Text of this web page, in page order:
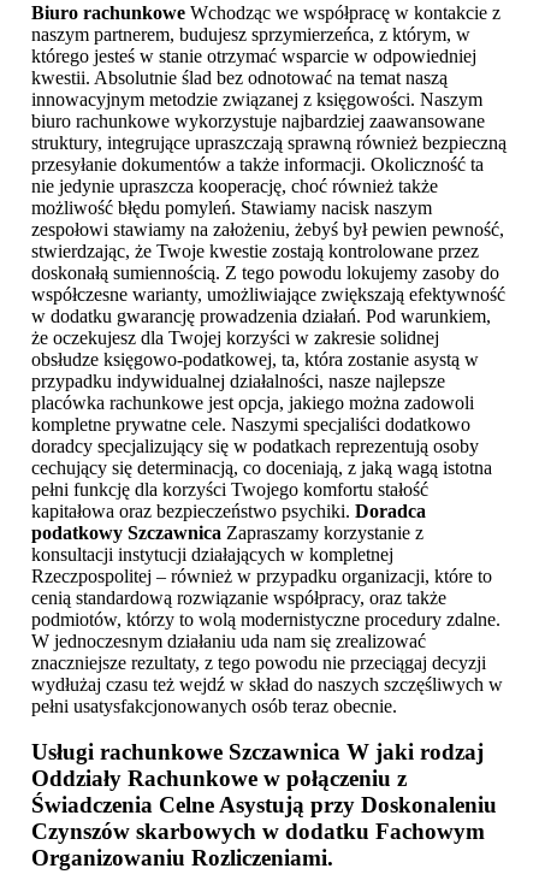
Biuro rachunkowe Wchodząc we współpracę w kontakcie z
naszym partnerem, budujesz sprzymierzeńca, z którym, w
którego jesteś w stanie otrzymać wsparcie w odpowiedniej
kwestii. Absolutnie ślad bez odnotować na temat naszą
innowacyjnym metodzie związanej z księgowości. Naszym
biuro rachunkowe wykorzystuje najbardziej zaawansowane
struktury, integrujące upraszczają sprawną również bezpieczną
przesyłanie dokumentów a także informacji. Okoliczność ta
nie jedynie upraszcza kooperację, choć również także
możliwość błędu pomyleń. Stawiamy nacisk naszym
zespołowi stawiamy na założeniu, żebyś był pewien pewność,
stwierdzając, że Twoje kwestie zostają kontrolowane przez
doskonałą sumiennością. Z tego powodu lokujemy zasoby do
współczesne warianty, umożliwiające zwiększają efektywność
w dodatku gwarancję prowadzenia działań. Pod warunkiem,
że oczekujesz dla Twojej korzyści w zakresie solidnej
obsłudze księgowo-podatkowej, ta, która zostanie asystą w
przypadku indywidualnej działalności, nasze najlepsze
placówka rachunkowe jest opcja, jakiego można zadowoli
kompletne prywatne cele. Naszymi specjaliści dodatkowo
doradcy specjalizujący się w podatkach reprezentują osoby
cechujący się determinacją, co doceniają, z jaką wagą istotna
pełni funkcję dla korzyści Twojego komfortu stałość
kapitałowa oraz bezpieczeństwo psychiki. Doradca
podatkowy Szczawnica Zapraszamy korzystanie z
konsultacji instytucji działających w kompletnej
Rzeczpospolitej – również w przypadku organizacji, które to
cenią standardową rozwiązanie współpracy, oraz także
podmiotów, którzy to wolą modernistyczne procedury zdalne.
W jednoczesnym działaniu uda nam się zrealizować
znaczniejsze rezultaty, z tego powodu nie przeciągaj decyzji
wydłużaj czasu też wejdź w skład do naszych szczęśliwych w
pełni usatysfakcjonowanych osób teraz obecnie.
Usługi rachunkowe Szczawnica W jaki rodzaj
Oddziały Rachunkowe w połączeniu z
Świadczenia Celne Asystują przy Doskonaleniu
Czynszów skarbowych w dodatku Fachowym
Organizowaniu Rozliczeniami.